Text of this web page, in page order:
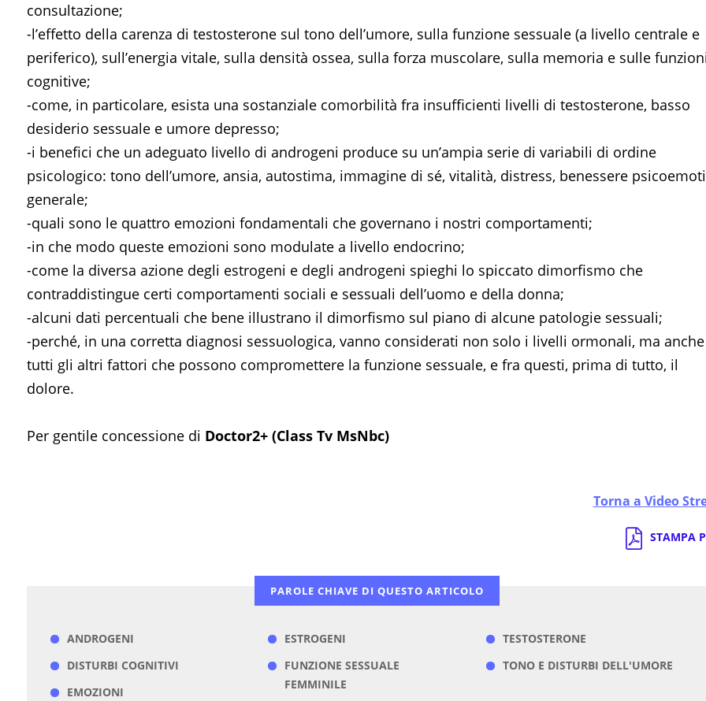
consultazione;
-l’effetto della carenza di testosterone sul tono dell’umore, sulla funzione sessuale (a livello centrale e
periferico), sull’energia vitale, sulla densità ossea, sulla forza muscolare, sulla memoria e sulle funzioni
cognitive;
-come, in particolare, esista una sostanziale comorbilità fra insufficienti livelli di testosterone, basso
desiderio sessuale e umore depresso;
-i benefici che un adeguato livello di androgeni produce su un’ampia serie di variabili di ordine
psicologico: tono dell’umore, ansia, autostima, immagine di sé, vitalità, distress, benessere
generale;
-quali sono le quattro emozioni fondamentali che governano i nostri comportamenti;
-in che modo queste emozioni sono modulate a livello endocrino;
-come la diversa azione degli estrogeni e degli androgeni spieghi lo spiccato dimorfismo che
contraddistingue certi comportamenti sociali e sessuali dell’uomo e della donna;
-alcuni dati percentuali che bene illustrano il dimorfismo sul piano di alcune patologie sessuali;
-perché, in una corretta diagnosi sessuologica, vanno considerati non solo i livelli ormonali, ma anche
tutti gli altri fattori che possono compromettere la funzione sessuale, e fra questi, prima di tutto, il
dolore.
Per gentile concessione di Doctor2+ (Class Tv MsNbc)
Torna a Video
STAMPA
PAROLE CHIAVE DI QUESTO ARTICOLO
ANDROGENI
DISTURBI COGNITIVI
EMOZIONI
ESTROGENI
FUNZIONE SESSUALE
FEMMINILE
TESTOSTERONE
TONO E DISTURBI DELL'UMORE